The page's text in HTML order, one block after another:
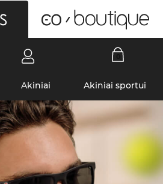
Akiniai Akiniai sportui